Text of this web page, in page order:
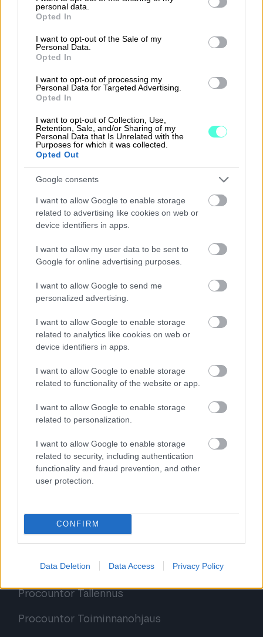
grant or deny consent to Google and its third-party tags to
use your data for below specified purposes in below Google
consent section.
personal data.
Opted In
I want to opt-out of the Sale of my
Personal Data.
Opted In
I want to opt-out of processing my
Personal Data for Targeted Advertising.
Opted In
I want to opt-out of Collection, Use,
Retention, Sale, and/or Sharing of my
Personal Data that Is Unrelated with the
Purposes for which it was collected.
Opted Out
Google consents
I want to allow Google to enable storage
related to advertising like cookies on web or
device identifiers in apps.
I want to allow my user data to be sent to
Google for online advertising purposes.
I want to allow Google to send me
personalized advertising.
I want to allow Google to enable storage
related to analytics like cookies on web or
device identifiers in apps.
I want to allow Google to enable storage
related to functionality of the website or app.
I want to allow Google to enable storage
related to personalization.
I want to allow Google to enable storage
related to security, including authentication
functionality and fraud prevention, and other
user protection.
CONFIRM
Data Deletion Data Access Privacy Policy
Kokeile itse!
Tutustu Procountor-ohjelmistoon
ympäristöön
Kokeile maksutta
Tai ota yhteyttä myyntiimme
Ratkaisut
Procountor Solo
Sopimuskone
Finago Sign
Procountor Tallennus
Procountor Toiminnanohjaus